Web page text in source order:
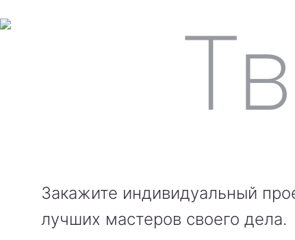
Закажите индивидуальный
лучших мастеров своего дела.